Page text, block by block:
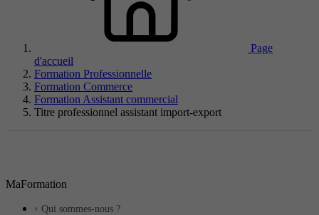
Page
d'accueil
Formation Professionnelle
Formation Commerce
Formation Assistant commercial
Titre professionnel assistant import-export
MaFormation
Qui sommes-nous ?